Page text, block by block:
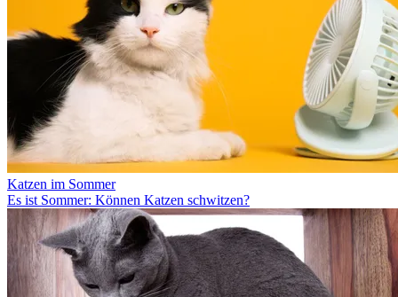
Katzen im Sommer
Es ist Sommer: Können Katzen schwitzen?